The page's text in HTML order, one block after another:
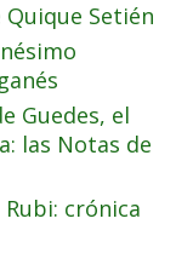
Setién
Guedes, el
las Notas de
crónica